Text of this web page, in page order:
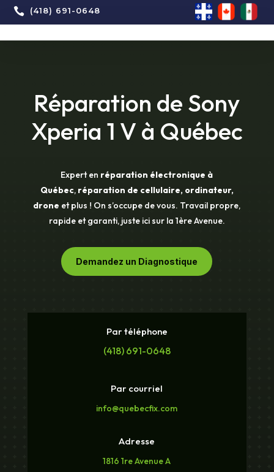
 (418) 691-0648
Réparation de Sony
Xperia 1 V à Québec
Expert en réparation électronique à
Québec, réparation de cellulaire, ordinateur,
drone et plus ! On s’occupe de vous. Travail propre,
rapide et garanti, juste ici sur la 1ère Avenue.
Demandez un Diagnostique
Par téléphone
(418) 691-0648
Par courriel
info@quebecfix.com
Adresse
1816 1re Avenue A